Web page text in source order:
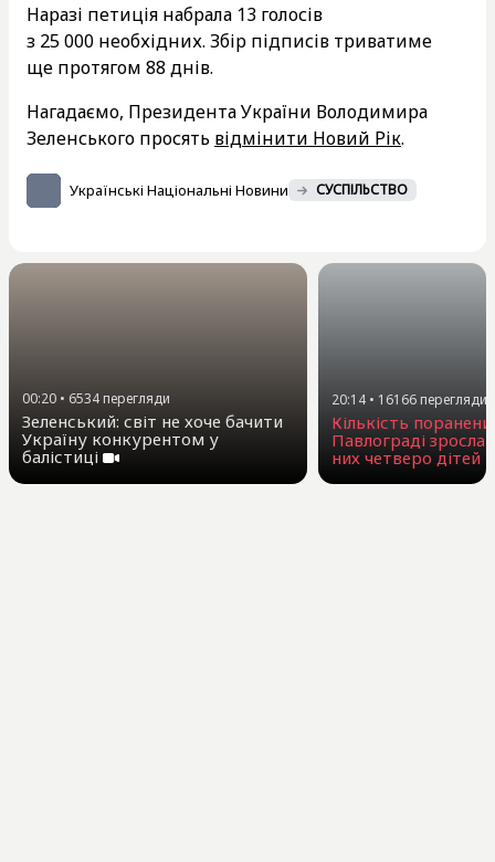
Наразі петиція набрала 13 голосів
з 25 000 необхідних. Збір підписів триватиме
ще протягом 88 днів.
Нагадаємо, Президента України Володимира
Зеленського просять відмінити Новий Рік.
Українські Національні Новини СУСПІЛЬСТВО
00:20 • 6534 перегляди
Зеленський: світ не хоче бачити
Україну конкурентом у
балістиці
20:14 • 16166 перегляди
Кількість
Павлограді зросла
них четверо дітей